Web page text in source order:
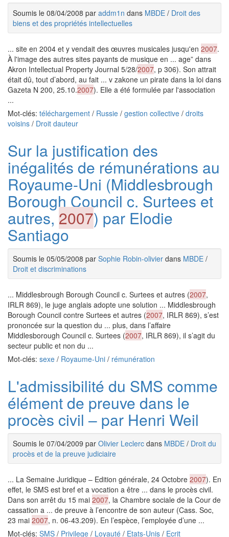
Soumis le 08/04/2008 par addm1n dans MBDE / Droit des
biens et des propriétés intellectuelles
... site en 2004 et y vendait des œuvres musicales jusqu'en 2007.
À l'image des autres sites payants de musique en ... age” dans
Akron Intellectual Property Journal 5/28/2007, p 306). Son attrait
était dû, tout d’abord, au fait ... v zakone un pirate dans la loi dans
Gazeta N 200, 25.10.2007). Elle a été formulée par l'association
...
Mot-clés: téléchargement / Russie / gestion collective / droits
voisins / Droit dauteur
Sur la justification des
inégalités de rémunérations au
Royaume-Uni (Middlesbrough
Borough Council c. Surtees et
autres,2007) par Elodie
Santiago
Soumis le 05/05/2008 par Sophie Robin-olivier dans MBDE /
Droit et discriminations
... Middlesbrough Borough Council c. Surtees et autres (2007,
IRLR 869), le juge anglais adopte une solution ... Middlesbrough
Borough Council contre Surtees et autres (2007, IRLR 869), s’est
prononcée sur la question du ... plus, dans l’affaire
Middlesborough Council c. Surtees (2007, IRLR 869), il s’agit du
secteur public et non du ...
Mot-clés: sexe / Royaume-Uni / rémunération
L'admissibilité du SMS comme
élément de preuve dans le
procès civil – par Henri Weil
Soumis le 07/04/2009 par Olivier Leclerc dans MBDE / Droit du
procès et de la preuve judiciaire
... La Semaine Juridique – Edition générale, 24 Octobre 2007). En
effet, le SMS est bref et a vocation a être ... dans le procès civil.
Dans son arrêt du 15 mai 2007, la Chambre sociale de la Cour de
cassation a ... de preuve à l’encontre de son auteur (Cass. Soc,
23 mai 2007, n. 06-43.209). En l’espèce, l’employée d’une ...
Mot-clés: SMS / Privilege / Loyauté / Etats-Unis / Ecrit